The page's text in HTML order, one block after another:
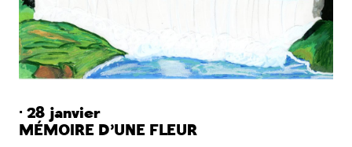
· 28 janvier
MÉMOIRE D’UNE FLEUR